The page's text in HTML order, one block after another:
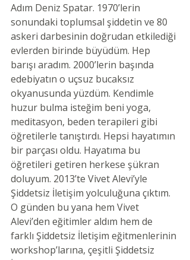
Adım Deniz Spatar. 1970’lerin
sonundaki toplumsal şiddetin ve 80
askeri darbesinin doğrudan etkilediği
evlerden birinde büyüdüm. Hep
barışı aradım. 2000’lerin başında
edebiyatın o uçsuz bucaksız
okyanusunda yüzdüm. Kendimle
huzur bulma isteğim beni yoga,
meditasyon, beden terapileri gibi
öğretilerle tanıştırdı. Hepsi hayatımın
bir parçası oldu. Hayatıma bu
öğretileri getiren herkese şükran
doluyum. 2013’te Vivet Alevi’yle
Şiddetsiz İletişim yolculuğuna çıktım.
O günden bu yana hem Vivet
Alevi’den eğitimler aldım hem de
farklı Şiddetsiz İletişim eğitmenlerinin
workshop’larına, çeşitli Şiddetsiz